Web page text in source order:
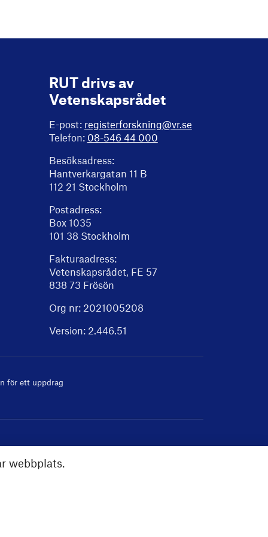
webbplats.
RUT drivs av
Vetenskapsrådet
E-post: registerforskning@vr.se
Telefon: 08-546 44 000
Besöksadress:
Hantverkargatan 11 B
112 21 Stockholm
Postadress:
Box 1035
101 38 Stockholm
Fakturaadress:
Vetenskapsrådet, FE 57
838 73 Frösön
Org nr: 2021005208
Version: 2.446.51
för ett uppdrag